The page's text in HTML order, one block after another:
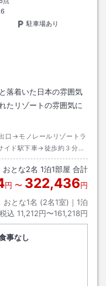
駐車場あり
落着いた日本の雰囲気
たリゾートの雰囲気に
口→モノレールリゾートラ
イド駅下車→徒歩約３分ま
バス）約１分
おとな2名 1泊1部屋 合計
円 〜 322,436円
おとな1名 (2名1室)｜ 1泊
税込 11,212円〜161,218円
事なし